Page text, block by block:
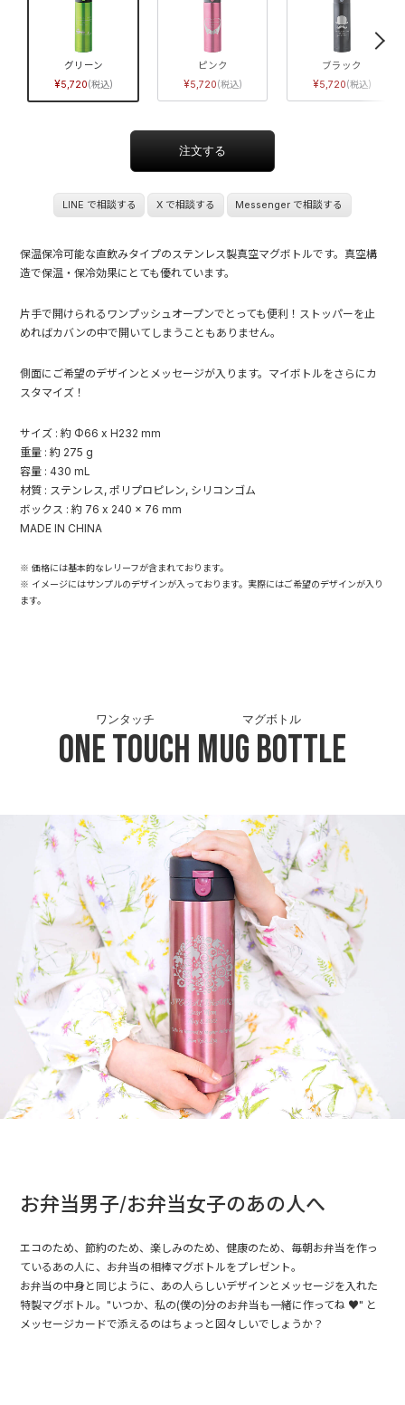
グリーン
5,720
ピンク
5,720
ブラック
5,720
LINE で相談する X で相談する Messenger で相談する
保温保冷可能な直飲みタイプのステンレス製真空マグボトルです。真空構
造で保温・保冷効果にとても優れています。
片手で開けられるワンプッシュオープンでとっても便利！ストッパーを止
めればカバンの中で開いてしまうこともありません。
側面にご希望のデザインとメッセージが入ります。マイボトルをさらにカ
スタマイズ！
サイズ : 約 Φ66 x H232 mm
重量 : 約 275 g
容量 : 430 mL
材質 : ステンレス, ポリプロピレン, シリコンゴム
ボックス : 約 76 x 240 x 76 mm
MADE IN CHINA
※ 価格には基本的なレリーフが含まれております。
※ イメージにはサンプルのデザインが入っております。実際にはご希望のデザインが入り
ます。
One Touch
ワンタッチ
Mug Bottle
マグボトル
お弁当男子/お弁当女子のあの人へ
エコのため、節約のため、楽しみのため、健康のため、毎朝お弁当を作っ
ているあの人に、お弁当の相棒マグボトルをプレゼント。
お弁当の中身と同じように、あの人らしいデザインとメッセージを入れた
特製マグボトル。"いつか、私の(僕の)分のお弁当も一緒に作ってね ♥" と
メッセージカードで添えるのはちょっと図々しいでしょうか？